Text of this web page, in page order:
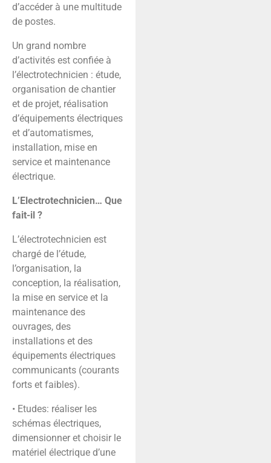
d’accéder à une multitude
de postes.
Un grand nombre
d’activités est confiée à
l’électrotechnicien : étude,
organisation de chantier
et de projet, réalisation
d’équipements électriques
et d’automatismes,
installation, mise en
service et maintenance
électrique.
L’Electrotechnicien… Que
fait-il ?
L’électrotechnicien est
chargé de l’étude,
l’organisation, la
conception, la réalisation,
la mise en service et la
maintenance des
ouvrages, des
installations et des
équipements électriques
communicants (courants
forts et faibles).
• Etudes: réaliser les
schémas électriques,
dimensionner et choisir le
matériel électrique d’une